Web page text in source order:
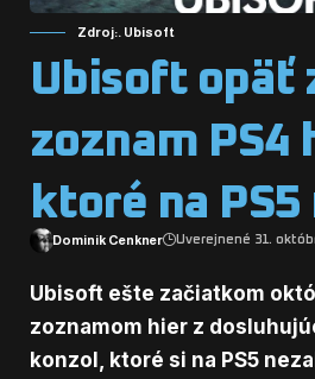
Zdroj:. Ubisoft
Ubisoft opäť
zoznam PS4
ktoré na
Dominik Cenkner Uverejnené 31.
Ubisoft ešte začiatkom
zoznamom hier z
konzol, ktoré si na PS5